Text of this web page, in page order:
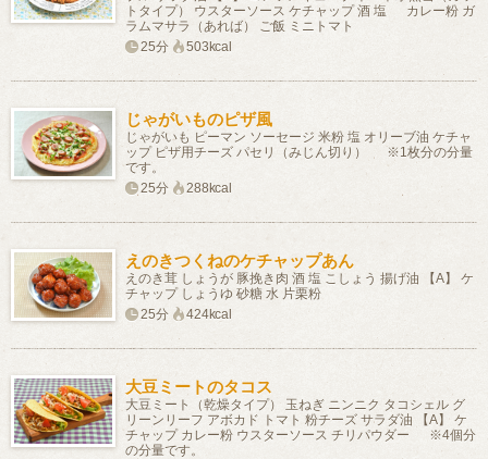
トタイプ） ウスターソース ケチャップ 酒 塩 カレー粉 ガ
ラムマサラ（あれば） ご飯 ミニトマト
25分
503kcal
じゃがいものピザ風
じゃがいも ピーマン ソーセージ 米粉 塩 オリーブ油 ケチャ
ップ ピザ用チーズ パセリ（みじん切り） ※1枚分の分量
です。
25分
288kcal
えのきつくねのケチャップあん
えのき茸 しょうが 豚挽き肉 酒 塩 こしょう 揚げ油 【A】 ケ
チャップ しょうゆ 砂糖 水 片栗粉
25分
424kcal
大豆ミートのタコス
大豆ミート（乾燥タイプ） 玉ねぎ ニンニク タコシェル グ
リーンリーフ アボカド トマト 粉チーズ サラダ油 【A】 ケ
チャップ カレー粉 ウスターソース チリパウダー ※4個分
の分量です。